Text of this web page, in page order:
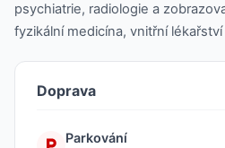
psychiatrie, radiologie a
fyzikální medicína, vnitřní
Doprava
Parkování